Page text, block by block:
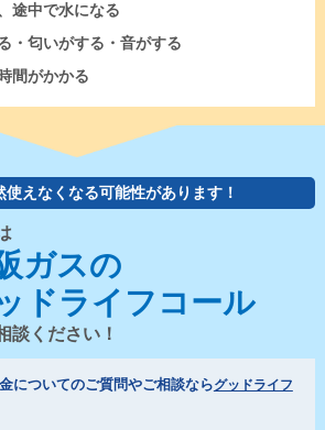
途中で水になる
・匂いがする・音がする
間がかかる
えなくなる可能性があります！
ガスの
ドライフコール
談ください！
についてのご質問やご相談ならグッドライフ